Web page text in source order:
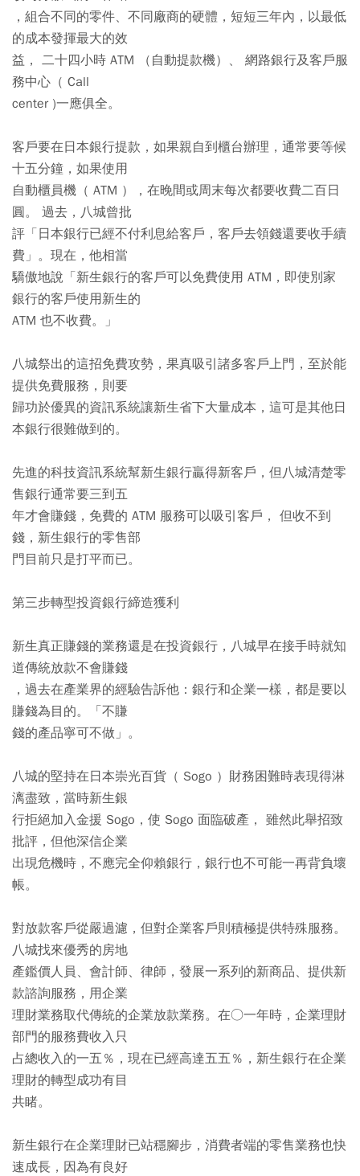
，組合不同的零件、不同廠商的硬體，短短三年內，以最低
的成本發揮最大的效
益， 二十四小時 ATM （自動提款機）、 網路銀行及客戶服
務中心（ Call
center )一應俱全。
客戶要在日本銀行提款，如果親自到櫃台辦理，通常要等候
十五分鐘，如果使用
自動櫃員機（ ATM ），在晚間或周末每次都要收費二百日
圓。 過去，八城曾批
評「日本銀行已經不付利息給客戶，客戶去領錢還要收手續
費」。現在，他相當
驕傲地說「新生銀行的客戶可以免費使用 ATM，即使別家
銀行的客戶使用新生的
ATM 也不收費。」
八城祭出的這招免費攻勢，果真吸引諸多客戶上門，至於能
提供免費服務，則要
歸功於優異的資訊系統讓新生省下大量成本，這可是其他日
本銀行很難做到的。
先進的科技資訊系統幫新生銀行贏得新客戶，但八城清楚零
售銀行通常要三到五
年才會賺錢，免費的 ATM 服務可以吸引客戶， 但收不到
錢，新生銀行的零售部
門目前只是打平而已。
第三步轉型投資銀行締造獲利
新生真正賺錢的業務還是在投資銀行，八城早在接手時就知
道傳統放款不會賺錢
，過去在產業界的經驗告訴他：銀行和企業一樣，都是要以
賺錢為目的。「不賺
錢的產品寧可不做」。
八城的堅持在日本崇光百貨（ Sogo ）財務困難時表現得淋
漓盡致，當時新生銀
行拒絕加入金援 Sogo，使 Sogo 面臨破產， 雖然此舉招致
批評，但他深信企業
出現危機時，不應完全仰賴銀行，銀行也不可能一再背負壞
帳。
對放款客戶從嚴過濾，但對企業客戶則積極提供特殊服務。
八城找來優秀的房地
產鑑價人員、會計師、律師，發展一系列的新商品、提供新
款諮詢服務，用企業
理財業務取代傳統的企業放款業務。在○一年時，企業理財
部門的服務費收入只
占總收入的一五％，現在已經高達五五％，新生銀行在企業
理財的轉型成功有目
共睹。
新生銀行在企業理財已站穩腳步，消費者端的零售業務也快
速成長，因為有良好